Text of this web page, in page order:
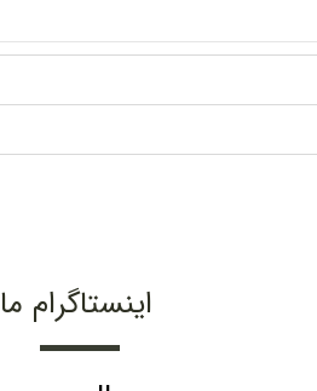
اینستاگرام ما